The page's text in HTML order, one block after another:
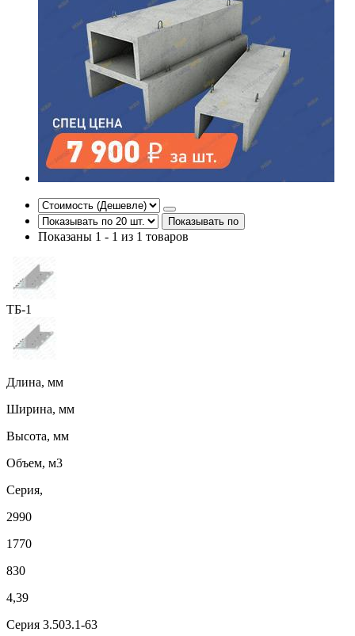
Показывать по
Показаны 1 - 1 из 1 товаров
ТБ-1
Длина, мм
Ширина, мм
Высота, мм
Объем, м3
Серия,
2990
1770
830
4,39
Серия 3.503.1-63